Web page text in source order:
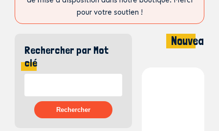
pour votre soutien !
Rechercher par Mot
clé
Rechercher